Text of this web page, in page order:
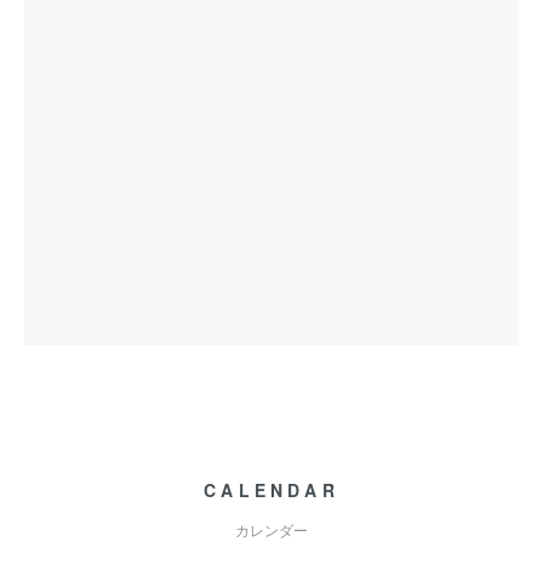
CALENDAR
カレンダー